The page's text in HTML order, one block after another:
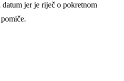
jer je riječ o pokretnom